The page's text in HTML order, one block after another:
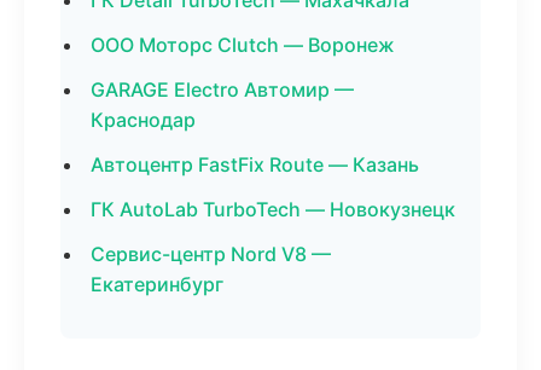
ООО Моторс Clutch — Воронеж
GARAGE Electro Автомир —
Краснодар
Автоцентр FastFix Route — Казань
ГК AutoLab TurboTech — Новокузнецк
Сервис-центр Nord V8 —
Екатеринбург